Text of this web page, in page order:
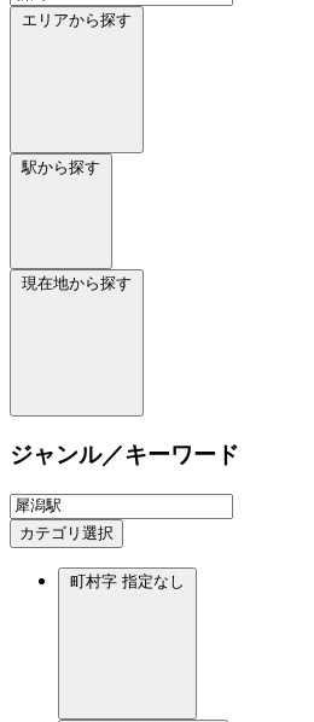
エリアから探す
駅から探す
現在地から探す
ジャンル／キーワード
カテゴリ選択
町村字 指定なし